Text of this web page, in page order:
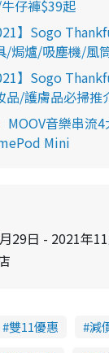
仔褲$39起
】Sogo
/焗爐/吸塵機/風
】Sogo
品/護膚品必掃推
MOOV音樂串流
Mini
29日 - 2021年
雙11優惠
減